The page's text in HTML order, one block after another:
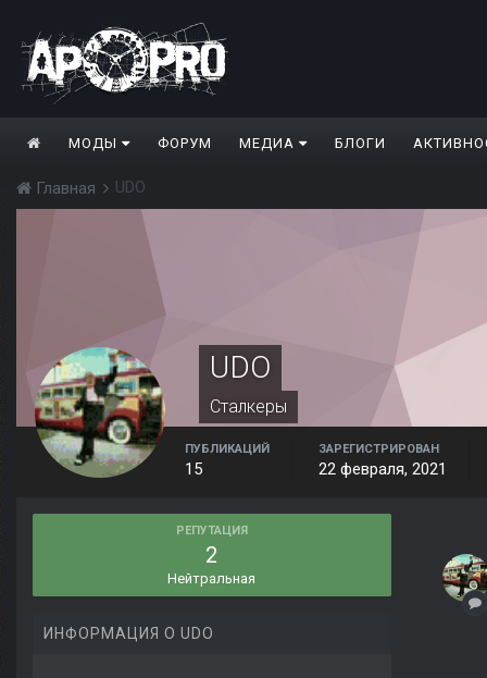
МОДЫ ФОРУМ МЕДИА БЛОГИ
Главная UDO
UDO
Сталкеры
ПУБЛИКАЦИЙ
15
ЗАРЕГИСТРИРОВАН
22 февраля, 2021
РЕПУТАЦИЯ
2
Нейтральная
ИНФОРМАЦИЯ О UDO